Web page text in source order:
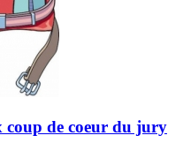
coup de coeur du jury